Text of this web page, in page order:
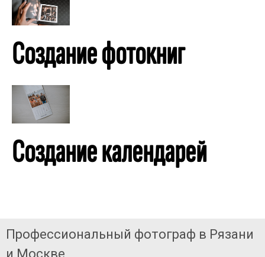
Создание фотокниг
Создание календарей
Профессиональный фотограф в Рязани
и Москве